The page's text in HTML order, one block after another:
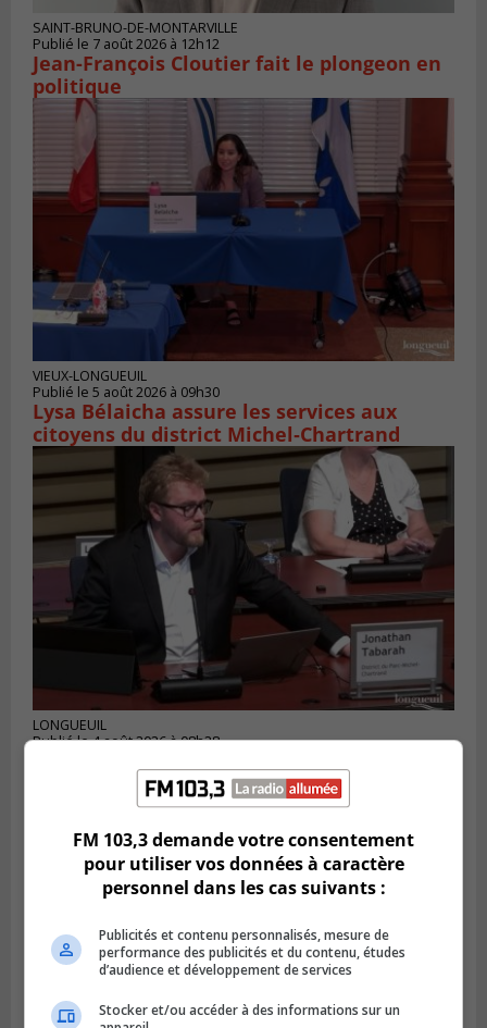
SAINT-BRUNO-DE-MONTARVILLE
Publié le 7 août 2026 à 12h12
Jean-François Cloutier fait le plongeon en
politique
VIEUX-LONGUEUIL
Publié le 5 août 2026 à 09h30
Lysa Bélaicha assure les services aux
citoyens du district Michel‑Chartrand
LONGUEUIL
Publié le 4 août 2026 à 08h28
élection partielle
FM 103,3 demande votre consentement
pour utiliser vos données à caractère
personnel dans les cas suivants :
Publicités et contenu personnalisés, mesure de
performance des publicités et du contenu, études
d’audience et développement de services
Stocker et/ou accéder à des informations sur un